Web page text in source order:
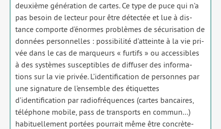
deuxième géné­ra­tion de cartes. Ce type de puce qui n’a
pas besoin de lec­teur pour être détec­tée et lue à dis­
tance com­porte d’énormes pro­blèmes de sécu­ri­sa­tion de
don­nées per­son­nelles : pos­si­bi­li­té d’atteinte à la vie pri­
vée dans le cas de mar­queurs « fur­tifs » ou acces­sibles
à des sys­tèmes sus­cep­tibles de dif­fu­ser des infor­ma­
tions sur la vie pri­vée. L’identification de per­sonnes par
une signa­ture de l’ensemble des éti­quettes
d’identification par radio­fré­quences (cartes ban­caires,
télé­phone mobile, pass de trans­ports en com­mun…)
habi­tuel­le­ment por­tées pour­rait même être concrè­te­